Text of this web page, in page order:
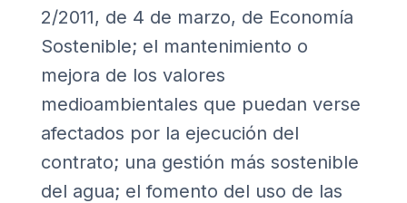
2/2011, de 4 de marzo, de Economía
Sostenible; el mantenimiento o
mejora de los valores
medioambientales que puedan verse
afectados por la ejecución del
contrato; una gestión más sostenible
del agua; el fomento del uso de las